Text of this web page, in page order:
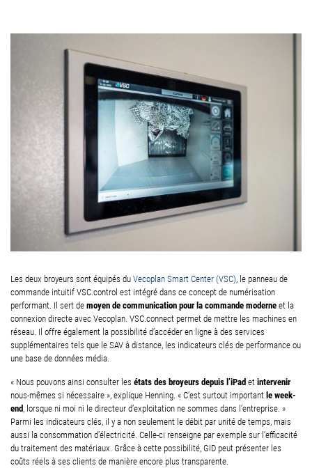
Les deux broyeurs sont équipés du Vecoplan Smart Center (VSC), le panneau de
commande intuitif VSC.control est intégré dans ce concept de numérisation
performant. Il sert de moyen de communication pour la commande moderne et la
connexion directe avec Vecoplan. VSC.connect permet de mettre les machines en
réseau. Il offre également la possibilité d’accéder en ligne à des services
supplémentaires tels que le SAV à distance, les indicateurs clés de performance ou
une base de données média.
« Nous pouvons ainsi consulter les états des broyeurs depuis l’iPad et intervenir
nous-mêmes si nécessaire », explique Henning. « C’est surtout important le week-
end, lorsque ni moi ni le directeur d’exploitation ne sommes dans l’entreprise. »
Parmi les indicateurs clés, il y a non seulement le débit par unité de temps, mais
aussi la consommation d’électricité. Celle-ci renseigne par exemple sur l’efficacité
du traitement des matériaux. Grâce à cette possibilité, GID peut présenter les
coûts réels à ses clients de manière encore plus transparente.